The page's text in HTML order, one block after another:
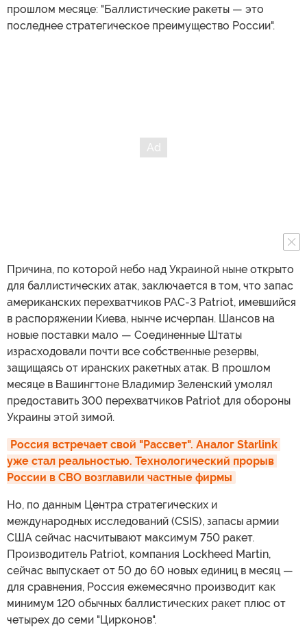
прошлом месяце: "Баллистические ракеты — это
последнее стратегическое преимущество России".
Причина, по которой небо над Украиной ныне открыто
для баллистических атак, заключается в том, что запас
американских перехватчиков PAC-3 Patriot, имевшийся
в распоряжении Киева, нынче исчерпан. Шансов на
новые поставки мало — Соединенные Штаты
израсходовали почти все собственные резервы,
защищаясь от иранских ракетных атак. В прошлом
месяце в Вашингтоне Владимир Зеленский умолял
предоставить 300 перехватчиков Patriot для обороны
Украины этой зимой.
Россия встречает свой "Рассвет". Аналог Starlink
уже стал реальностью. Технологический прорыв
России в СВО возглавили частные фирмы
Но, по данным Центра стратегических и
международных исследований (CSIS), запасы армии
США сейчас насчитывают максимум 750 ракет.
Производитель Patriot, компания Lockheed Martin,
сейчас выпускает от 50 до 60 новых единиц в месяц —
для сравнения, Россия ежемесячно производит как
минимум 120 обычных баллистических ракет плюс от
четырех до семи "Цирконов".